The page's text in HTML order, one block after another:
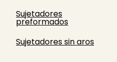
Sujetadores
preformados
Sujetadores sin aros